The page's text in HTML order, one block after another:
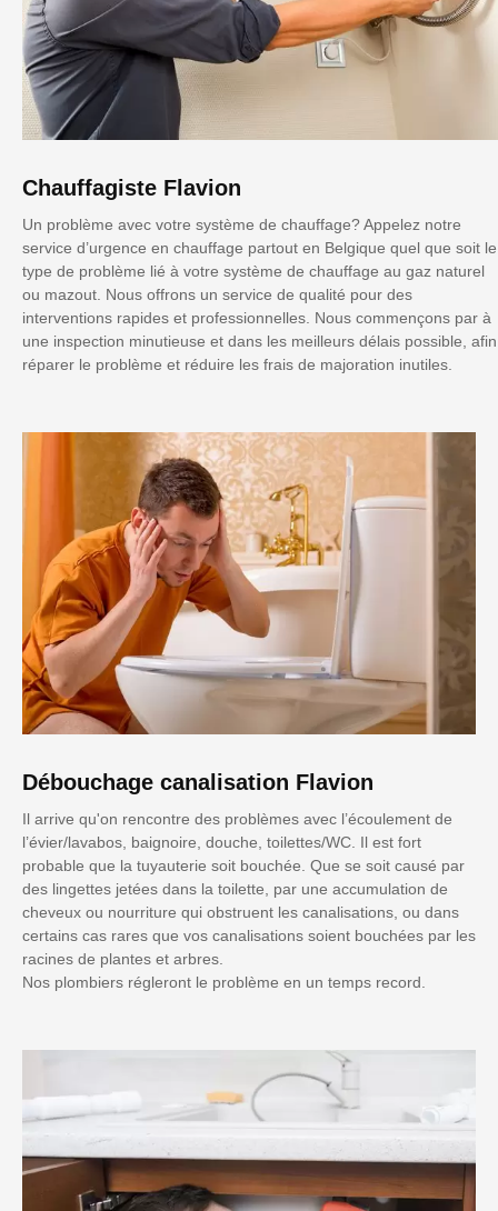
Chauffagiste Flavion
Un problème avec votre système de chauffage? Appelez notre
service d’urgence en chauffage partout en Belgique quel que soit le
type de problème lié à votre système de chauffage au gaz naturel
ou mazout. Nous offrons un service de qualité pour des
interventions rapides et professionnelles. Nous commençons par à
une inspection minutieuse et dans les meilleurs délais possible, afin
réparer le problème et réduire les frais de majoration inutiles.
Débouchage canalisation Flavion
Il arrive qu'on rencontre des problèmes avec l’écoulement de
l’évier/lavabos, baignoire, douche, toilettes/WC. Il est fort
probable que la tuyauterie soit bouchée. Que se soit causé par
des lingettes jetées dans la toilette, par une accumulation de
cheveux ou nourriture qui obstruent les canalisations, ou dans
certains cas rares que vos canalisations soient bouchées par les
racines de plantes et arbres.
Nos plombiers régleront le problème en un temps record.